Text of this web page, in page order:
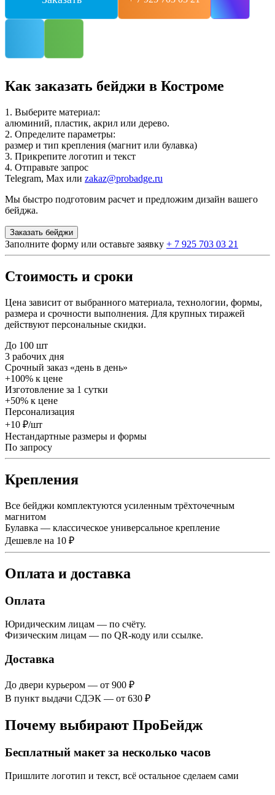
Как заказать бейджи в Костроме
1. Выберите материал:
алюминий, пластик, акрил или дерево.
2. Определите параметры:
размер и тип крепления (магнит или булавка)
3. Прикрепите логотип и текст
4. Отправьте запрос
Telegram, Max или zakaz@probadge.ru
Мы быстро подготовим расчет и предложим дизайн вашего
бейджа.
Заказать бейджи
Заполните форму или оставьте заявку + 7 925 703 03 21
Стоимость и сроки
Цена зависит от выбранного материала, технологии, формы,
размера и срочности выполнения. Для крупных тиражей
действуют персональные скидки.
До 100 шт
3 рабочих дня
Срочный заказ «день в день»
+100% к цене
Изготовление за 1 сутки
+50% к цене
Персонализация
+10 ₽/шт
Нестандартные размеры и формы
По запросу
Крепления
Все бейджи комплектуются усиленным трёхточечным
магнитом
Булавка — классическое универсальное крепление
Дешевле на 10 ₽
Оплата и доставка
Оплата
Юридическим лицам — по счёту.
Физическим лицам — по QR-коду или ссылке.
Доставка
До двери курьером — от 900 ₽
В пункт выдачи СДЭК — от 630 ₽
Почему выбирают ПроБейдж
Бесплатный макет за несколько часов
Пришлите логотип и текст, всё остальное сделаем сами